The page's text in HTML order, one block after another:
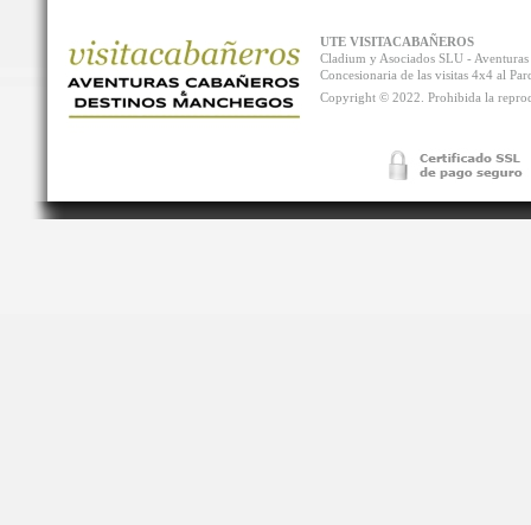
UTE VISITACABAÑEROS
Cladium y Asociados SLU -
Concesionaria de las visitas 4x4 al
Copyright © 2022. Prohibida la